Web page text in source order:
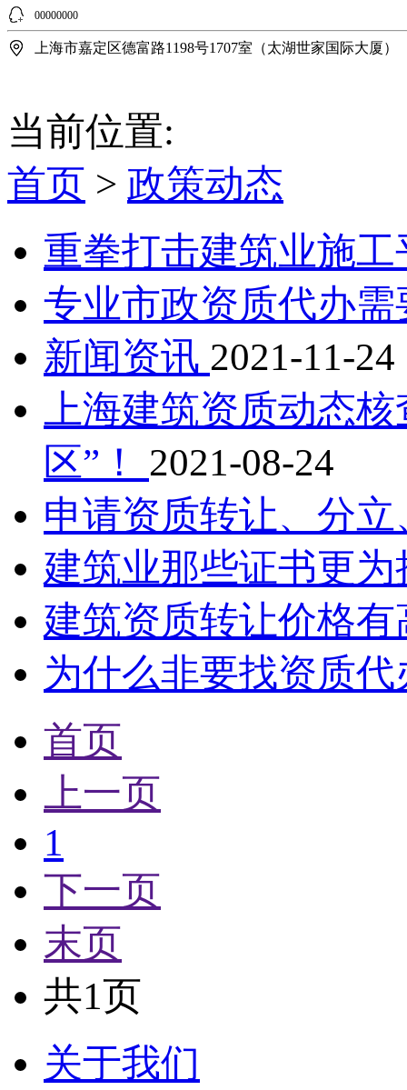
00000000
上海市嘉定区德富路1198号1707室（太湖世家国际大厦）
当前位置:
首页 > 政策动态
重拳打击建筑业施
专业市政资质代办
新闻资讯 2021-11-24
上海建筑资质动态
区”！ 2021-08-24
申请资质转让、分
建筑业那些证书更
建筑资质转让价格
为什么非要找资质
首页
上一页
1
下一页
末页
共1页
关于我们